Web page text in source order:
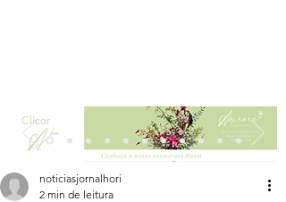
Clicar
noticiasjornalhori
2 min de leitura